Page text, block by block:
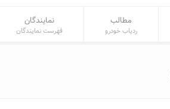
مطالب
ردیاب خودرو
نمایندگان
فهرست نمایندگان